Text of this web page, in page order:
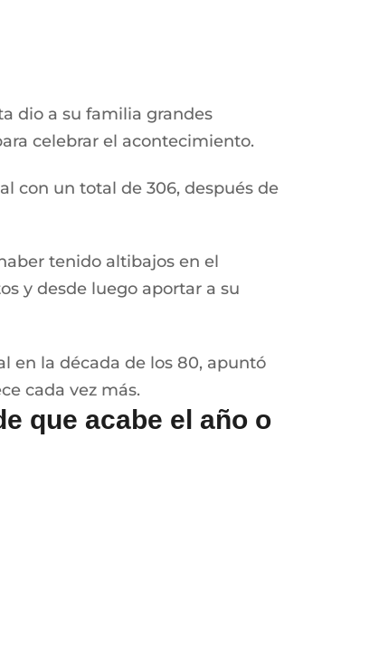
dio a su familia grandes
celebrar el acontecimiento.
con un total de 306, después de
tenido altibajos en el
y desde luego aportar a su
en la década de los 80, apuntó
cada vez más.
que acabe el año o